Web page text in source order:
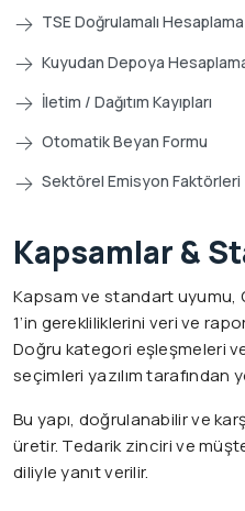
TSE Doğrulamalı Hesaplama
Kuyudan Depoya
İletim / Dağıtım Kayıpları
Otomatik Beyan Formu
Sektörel Emisyon Faktörleri
Kapsamlar &
Kapsam ve standart uyumu,
1’in gerekliliklerini veri ve
Doğru kategori eşleşmeleri
seçimleri yazılım tarafından
Bu yapı, doğrulanabilir ve
üretir. Tedarik zinciri ve
diliyle yanıt verilir.